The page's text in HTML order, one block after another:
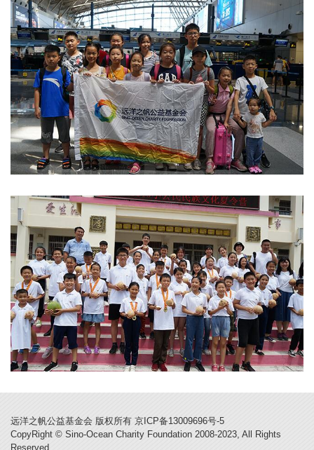
远洋之帆公益基金会 版权所有 京ICP备13009696号-5
CopyRight © Sino-Ocean Charity Foundation 2008-2023, All Rights
Reserved.